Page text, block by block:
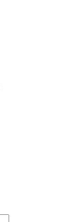
Povinné